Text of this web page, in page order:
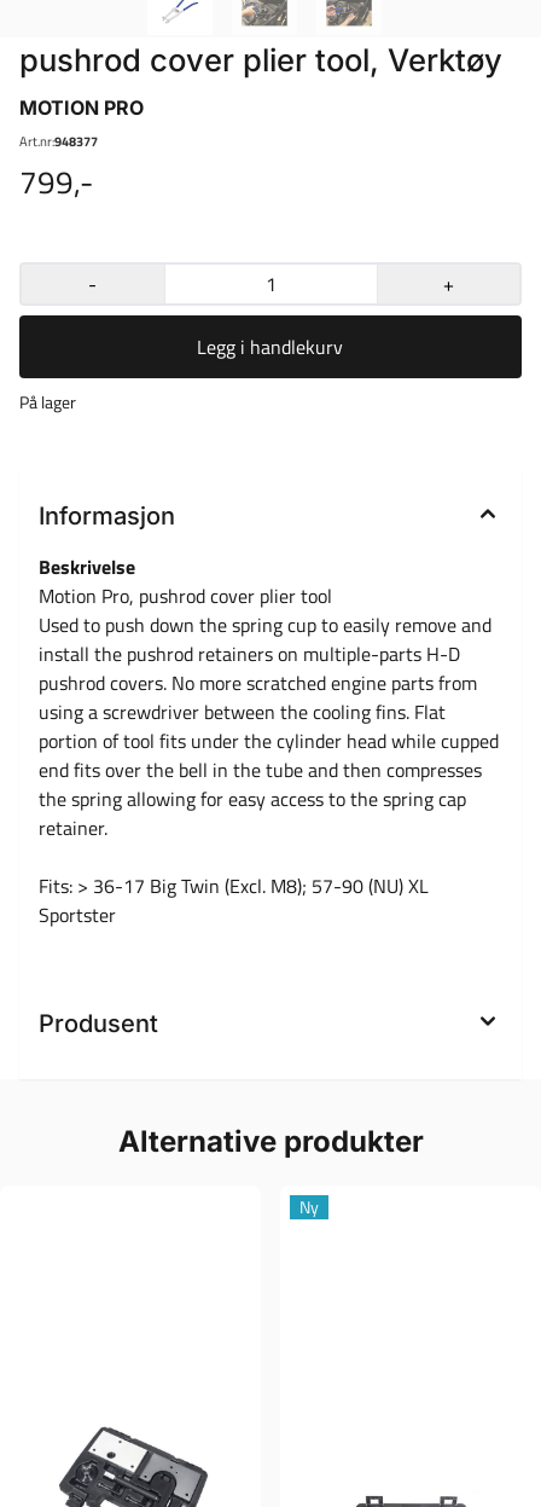
pushrod cover plier tool, Verktøy
MOTION PRO
Art.nr:948377
799,-
- +
Legg i handlekurv
På lager
Informasjon
Beskrivelse
Motion Pro, pushrod cover plier tool
Used to push down the spring cup to easily remove and
install the pushrod retainers on multiple-parts H-D
pushrod covers. No more scratched engine parts from
using a screwdriver between the cooling fins. Flat
portion of tool fits under the cylinder head while cupped
end fits over the bell in the tube and then compresses
the spring allowing for easy access to the spring cap
retainer.
Fits: > 36-17 Big Twin (Excl. M8); 57-90 (NU) XL
Sportster
Produsent
Alternative produkter
Ny